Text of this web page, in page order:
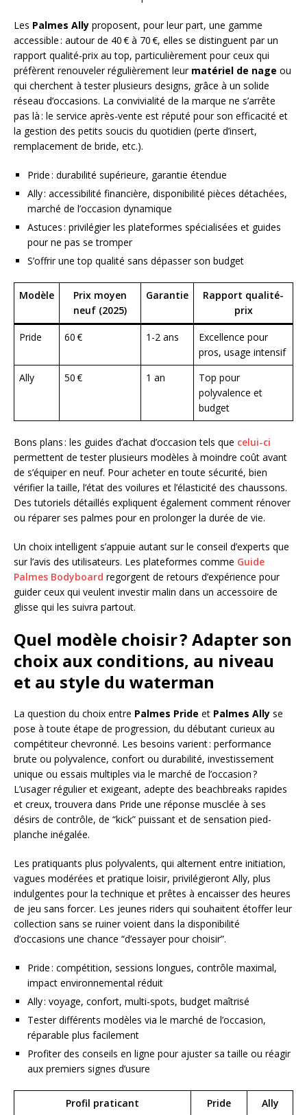
Les Palmes Ally proposent, pour leur part, une gamme
accessible : autour de 40 € à 70 €, elles se distinguent par un
rapport qualité-prix au top, particulièrement pour ceux qui
préfèrent renouveler régulièrement leur matériel de nage ou
qui cherchent à tester plusieurs designs, grâce à un solide
réseau d’occasions. La convivialité de la marque ne s’arrête
pas là : le service après-vente est réputé pour son efficacité et
la gestion des petits soucis du quotidien (perte d’insert,
remplacement de bride, etc.).
Pride : durabilité supérieure, garantie étendue
Ally : accessibilité financière, disponibilité pièces détachées,
marché de l’occasion dynamique
Astuces : privilégier les plateformes spécialisées et guides
pour ne pas se tromper
S’offrir une top qualité sans dépasser son budget
Modèle
Prix moyen
neuf (2025)
Garantie
Rapport qualité-
prix
Pride 60 € 1-2 ans
Excellence pour
pros, usage intensif
Ally
50 € 1 an
Top pour
polyvalence et
budget
Bons plans : les guides d’achat d’occasion tels que celui-ci
permettent de tester plusieurs modèles à moindre coût avant
de s’équiper en neuf. Pour acheter en toute sécurité, bien
vérifier la taille, l’état des voilures et l’élasticité des chaussons.
Des tutoriels détaillés expliquent également comment rénover
ou réparer ses palmes pour en prolonger la durée de vie.
Un choix intelligent s’appuie autant sur le conseil d’experts que
sur l’avis des utilisateurs. Les plateformes comme Guide
Palmes Bodyboard regorgent de retours d’expérience pour
guider ceux qui veulent investir malin dans un accessoire de
glisse qui les suivra partout.
Quel modèle choisir ? Adapter son
choix aux conditions, au niveau
et au style du waterman
La question du choix entre Palmes Pride et Palmes Ally se
pose à toute étape de progression, du débutant curieux au
compétiteur chevronné. Les besoins varient : performance
brute ou polyvalence, confort ou durabilité, investissement
unique ou essais multiples via le marché de l’occasion ?
L’usager régulier et exigeant, adepte des beachbreaks rapides
et creux, trouvera dans Pride une réponse musclée à ses
désirs de contrôle, de “kick” puissant et de sensation pied-
planche inégalée.
Les pratiquants plus polyvalents, qui alternent entre initiation,
vagues modérées et pratique loisir, privilégieront Ally, plus
indulgentes pour la technique et prêtes à encaisser des heures
de jeu sans forcer. Les jeunes riders qui souhaitent étoffer leur
collection sans se ruiner voient dans la disponibilité
d’occasions une chance “d’essayer pour choisir”.
Pride : compétition, sessions longues, contrôle maximal,
impact environnemental réduit
Ally : voyage, confort, multi-spots, budget maîtrisé
Tester différents modèles via le marché de l’occasion,
réparable plus facilement
Profiter des conseils en ligne pour ajuster sa taille ou réagir
aux premiers signes d’usure
Profil praticant Pride Ally